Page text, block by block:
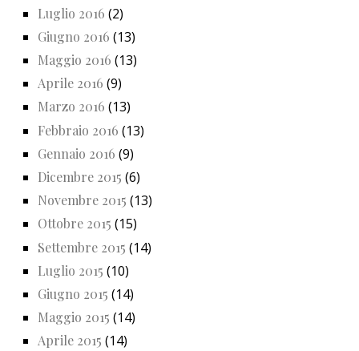
Luglio 2016 (2)
Giugno 2016 (13)
Maggio 2016 (13)
Aprile 2016 (9)
Marzo 2016 (13)
Febbraio 2016 (13)
Gennaio 2016 (9)
Dicembre 2015 (6)
Novembre 2015 (13)
Ottobre 2015 (15)
Settembre 2015 (14)
Luglio 2015 (10)
Giugno 2015 (14)
Maggio 2015 (14)
Aprile 2015 (14)